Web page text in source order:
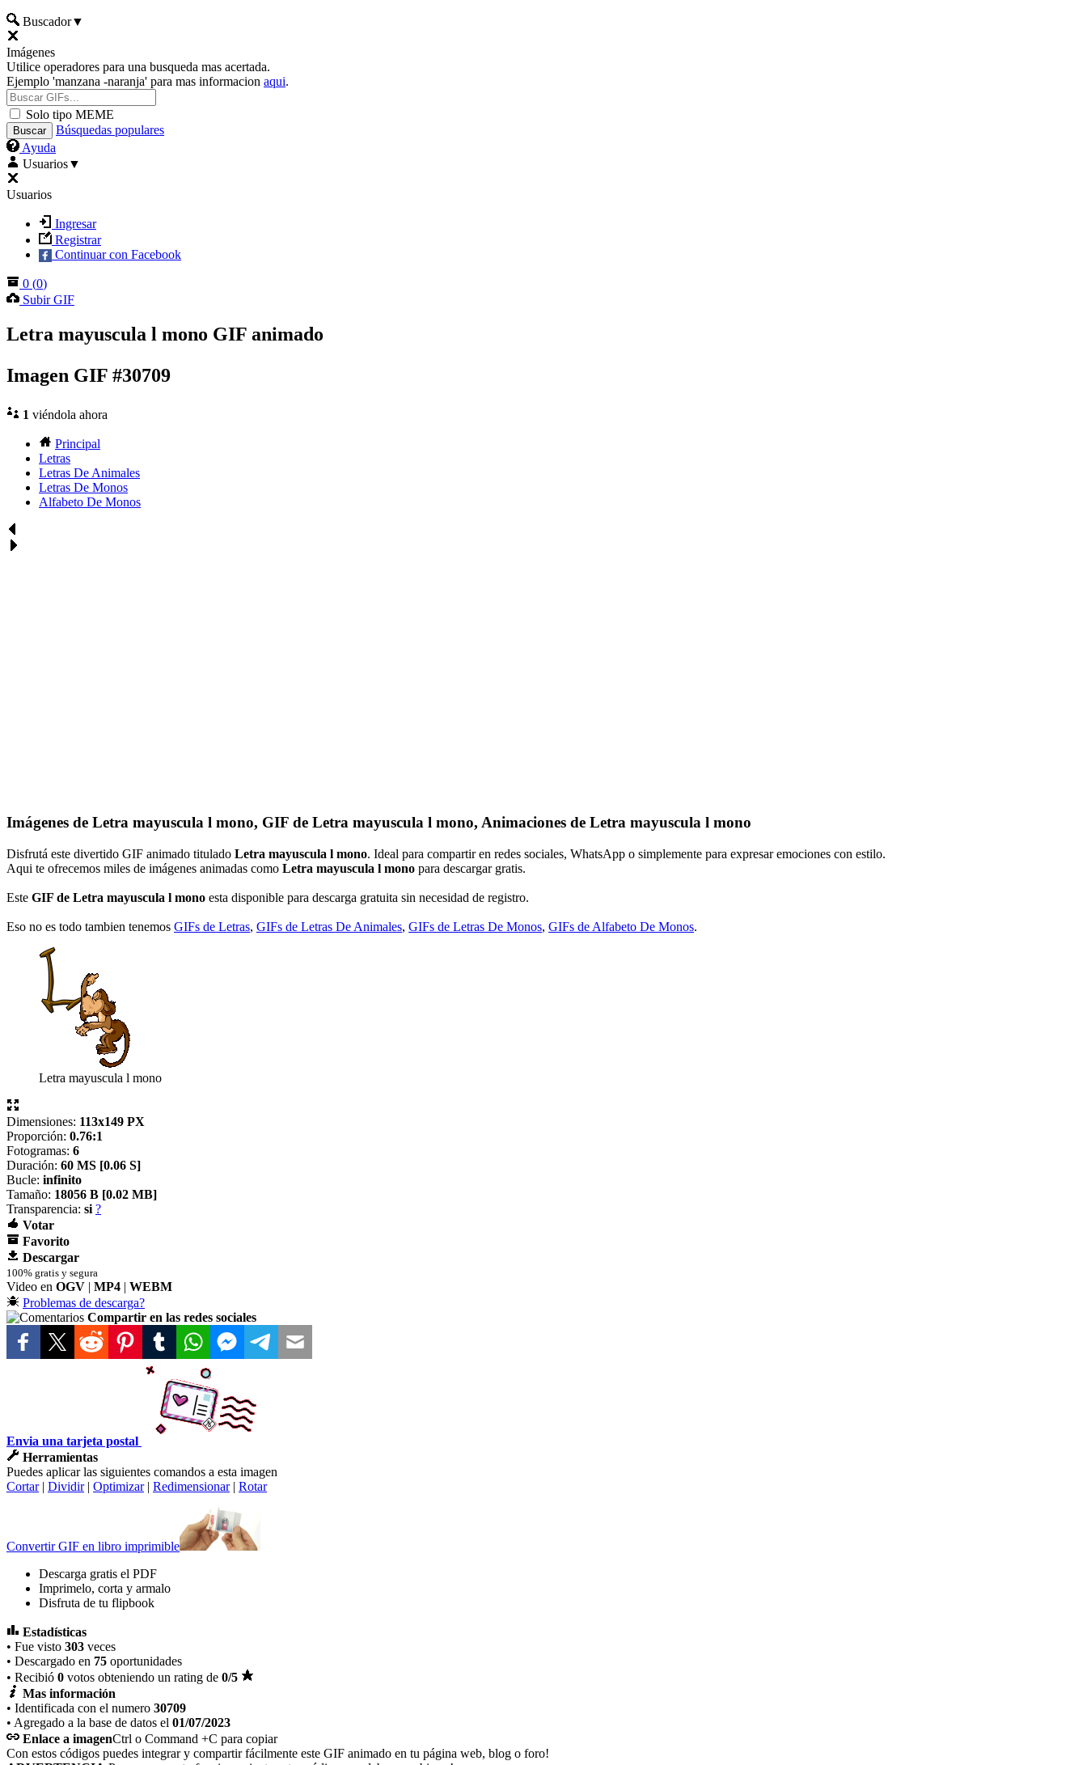
Buscador▼
Imágenes
Utilice operadores para una busqueda mas acertada.
Ejemplo 'manzana -naranja' para mas informacion aqui.
Solo tipo MEME
Búsquedas populares
Ayuda
Usuarios▼
Usuarios
Ingresar
Registrar
Continuar con Facebook
0 (0)
Subir GIF
Letra mayuscula l mono GIF animado
Imagen GIF #30709
1 viéndola ahora
Principal
Letras
Letras De Animales
Letras De Monos
Alfabeto De Monos
Imágenes de Letra mayuscula l mono, GIF de Letra mayuscula l mono, Animaciones de Letra mayuscula l mono
Disfrutá este divertido GIF animado titulado Letra mayuscula l mono. Ideal para compartir en redes sociales, WhatsApp o simplemente para expresar emociones con estilo.
Aqui te ofrecemos miles de imágenes animadas como Letra mayuscula l mono para descargar gratis.
Este GIF de Letra mayuscula l mono esta disponible para descarga gratuita sin necesidad de registro.
Eso no es todo tambien tenemos GIFs de Letras, GIFs de Letras De Animales, GIFs de Letras De Monos, GIFs de Alfabeto De Monos.
Letra mayuscula l mono
Dimensiones: 113x149 PX
Proporción: 0.76:1
Fotogramas: 6
Duración: 60 MS [0.06 S]
Bucle: infinito
Tamaño: 18056 B [0.02 MB]
Transparencia: si ?
Votar
Favorito
Descargar
100% gratis y segura
Video en OGV | MP4 | WEBM
Problemas de descarga?
Compartir en las redes sociales
Envia una tarjeta postal
Herramientas
Puedes aplicar las siguientes comandos a esta imagen
Cortar| Dividir| Optimizar| Redimensionar| Rotar
Convertir GIF en libro imprimible
Descarga gratis el PDF
Imprimelo, corta y armalo
Disfruta de tu flipbook
Estadísticas
• Fue visto 303 veces
• Descargado en 75 oportunidades
• Recibió 0 votos obteniendo un rating de 0/5
Mas información
• Identificada con el numero 30709
• Agregado a la base de datos el 01/07/2023
Enlace a imagenCtrl o Command +C para copiar
Con estos códigos puedes integrar y compartir fácilmente este GIF animado en tu página web, blog o foro!